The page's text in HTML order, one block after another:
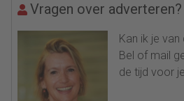
Vragen over adverteren?
Kan ik je
Bel of mail
de tijd voor